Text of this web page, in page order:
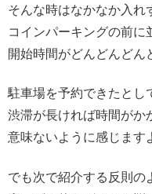
そんな時はなかなか入れ
コインパーキングの前に
開始時間がどんどんどん
駐車場を予約できたとし
渋滞が長ければ時間がか
意味ないように感じます
でも次で紹介する反則の